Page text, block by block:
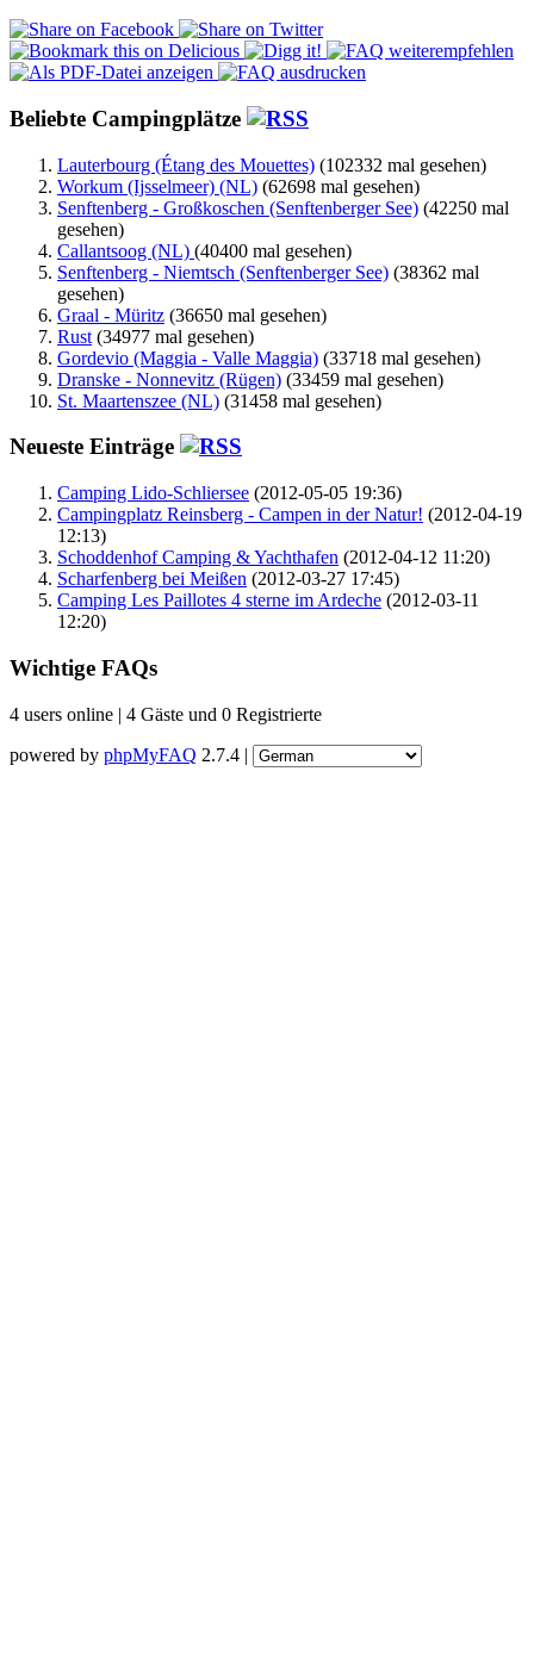
Beliebte Campingplätze
Lauterbourg (Étang des Mouettes) (102332 mal gesehen)
Workum (Ijsselmeer) (NL) (62698 mal gesehen)
Senftenberg - Großkoschen (Senftenberger See) (42250 mal
gesehen)
Callantsoog (NL) (40400 mal gesehen)
Senftenberg - Niemtsch (Senftenberger See) (38362 mal
gesehen)
Graal - Müritz (36650 mal gesehen)
Rust (34977 mal gesehen)
Gordevio (Maggia - Valle Maggia) (33718 mal gesehen)
Dranske - Nonnevitz (Rügen) (33459 mal gesehen)
St. Maartenszee (NL) (31458 mal gesehen)
Neueste Einträge
Camping Lido-Schliersee (2012-05-05 19:36)
Campingplatz Reinsberg - Campen in der Natur! (2012-04-19
12:13)
Schoddenhof Camping & Yachthafen (2012-04-12 11:20)
Scharfenberg bei Meißen (2012-03-27 17:45)
Camping Les Paillotes 4 sterne im Ardeche (2012-03-11
12:20)
Wichtige FAQs
4 users online | 4 Gäste und 0 Registrierte
powered by phpMyFAQ 2.7.4 |